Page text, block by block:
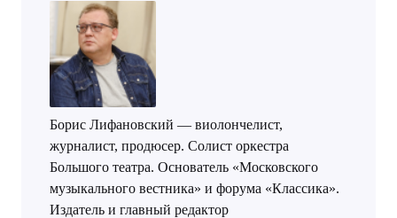
Борис Лифановский — виолончелист,
журналист, продюсер. Солист оркестра
Большого театра. Основатель «Московского
музыкального вестника» и форума «Классика».
Издатель и главный редактор